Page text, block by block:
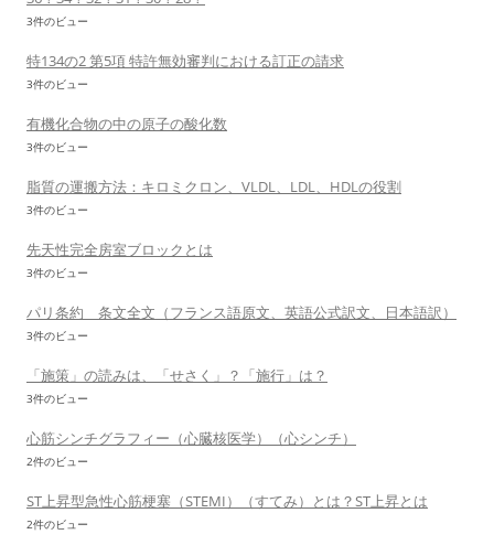
3件のビュー
特134の2 第5項 特許無効審判における訂正の請求
3件のビュー
有機化合物の中の原子の酸化数
3件のビュー
脂質の運搬方法：キロミクロン、VLDL、LDL、HDLの役割
3件のビュー
先天性完全房室ブロックとは
3件のビュー
パリ条約 条文全文（フランス語原文、英語公式訳文、日本語訳）
3件のビュー
「施策」の読みは、「せさく」？「施行」は？
3件のビュー
心筋シンチグラフィー（心臓核医学）（心シンチ）
2件のビュー
ST上昇型急性心筋梗塞（STEMI）（すてみ）とは？ST上昇とは
2件のビュー